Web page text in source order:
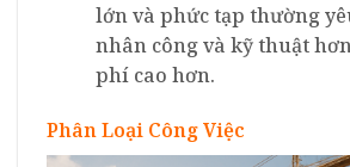
lớn và phức tạp thường
nhân công và kỹ thuật
phí cao hơn.
Phân Loại Công Việc